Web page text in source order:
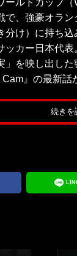
ールドカップ
で、強豪オラ
分け）に持ち
ッカー日本代
」を映し出し
Cam』の最新
続きを